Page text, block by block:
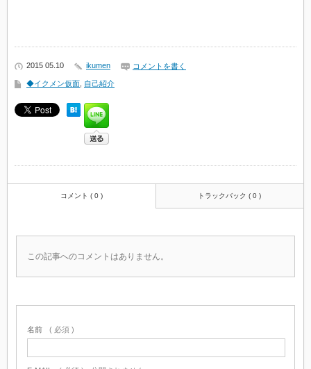
2015 05.10 ikumen コメントを書く
◆イクメン仮面 自己紹介
コメント ( 0 ) トラックバック ( 0 )
この記事へのコメントはありません。
名前 ( 必須 )